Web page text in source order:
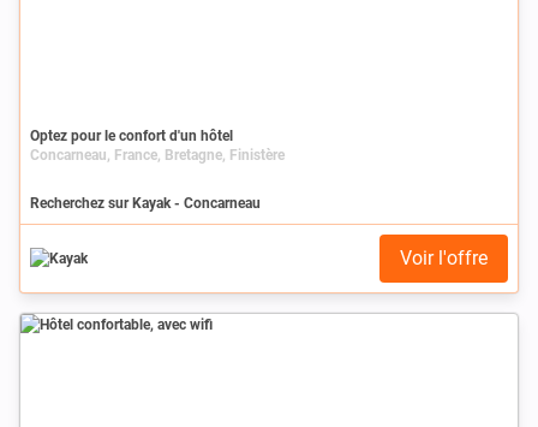
Optez pour le confort d'un hôtel
Concarneau, France, Bretagne, Finistère
Recherchez sur Kayak - Concarneau
Voir l'offre